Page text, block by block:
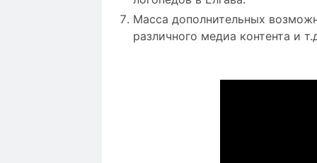
Масса дополнительных
различного медиа контента и